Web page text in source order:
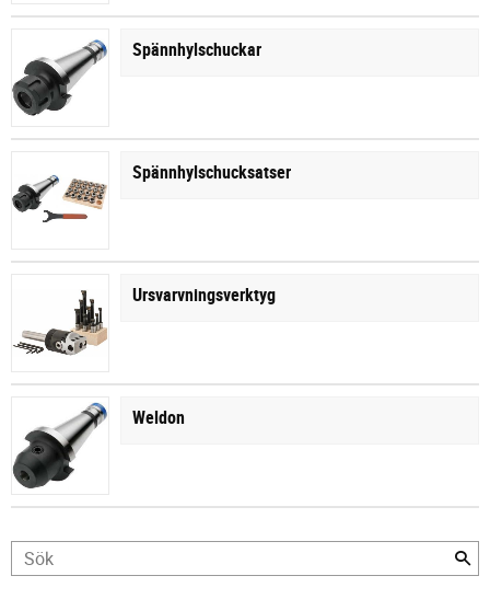
Spännhylschuckar
Spännhylschucksatser
Ursvarvningsverktyg
Weldon